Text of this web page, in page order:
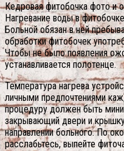
Кедровая фитобочка фото и
Нагревание воды в
Больной обязан в ней
обработки фитобочек
Чтобы не было появления
устанавливается полотенце.
Температура нагрева
личными предпочтениями
процедуру должен быть
закрывающий двери и
направлении больного. По
расслабьтесь, выпейте